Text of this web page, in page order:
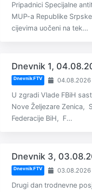
Pripadnici Specijalne
MUP-a Republike
cijevima uočeni na tek...
Dnevnik 1,
Dnevnik FTV 04.08.2026
U zgradi Vlade FBiH
Nove Željezare Zenica,
Federacije BiH, F...
Dnevnik 3,
Dnevnik FTV 03.08.2026
Drugi dan trodnevne